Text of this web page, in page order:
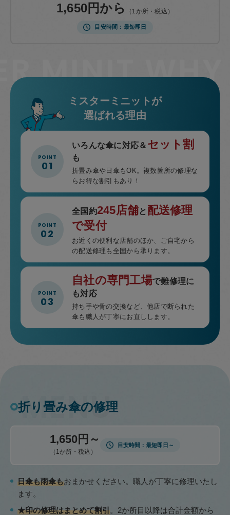
1,650円から （1か所・税込）
目安時間 最短即日
ミスターミニットが
選ばれる理由
いろんな傘に対応＆ セット割
も
折畳み傘や日傘もOK。複数箇所の修理な
らお得な割引もあり！
全国約245店舗と 配送修理
で受付
お近くの便利な店舗のほか、ご自宅から
の配送修理も全国から承ります。
自社の専門工場で難修理に
も対応
持ち手や骨の交換など、他店で断られた
傘も職人が丁寧にお直しします。
折り畳み傘の修理
1,650円～
（1か所・税込）
目安時間 最短即日～
日傘も雨傘もおまかせください。職人が丁寧に修理いたし
ます。
★印の修理はまとめて割引。2か所目以降は合計金額から